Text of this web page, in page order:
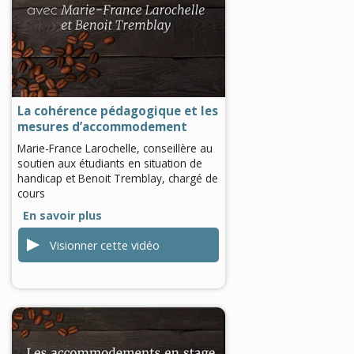
0
seconds
of
0
seconds
La cohérence pédagogique et les
mesures d’accommodement
Marie-France Larochelle, conseillère au
soutien aux étudiants en situation de
handicap et Benoit Tremblay, chargé de
cours
En savoir plus
Visionner cette vidéo